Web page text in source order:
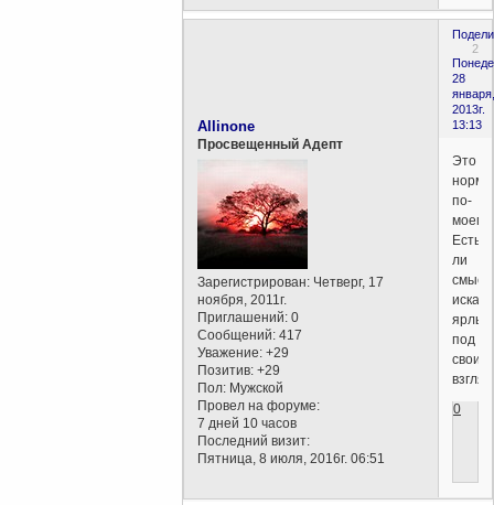
2
28
января,
2013г.
13:13
Allinone
Просвещенный Адепт
Зарегистрирован: Четверг, 17
ноября, 2011г.
Приглашений: 0
Сообщений: 417
Уважение: +29
Позитив: +29
Пол: Мужской
Провел на форуме:
7 дней 10 часов
Последний визит:
Пятница, 8 июля, 2016г. 06:51
Это
по-
моему.
Есть
ли
смысл
искать
ярлык
под
свои
0